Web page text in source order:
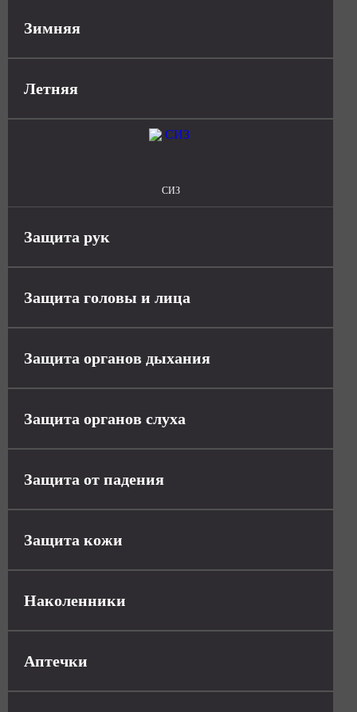
Зимняя
Летняя
СИЗ
Защита рук
Защита головы и лица
Защита органов дыхания
Защита органов слуха
Защита от падения
Защита кожи
Наколенники
Аптечки